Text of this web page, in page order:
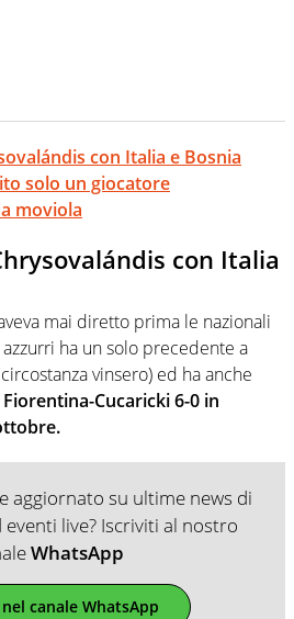
con Italia e Bosnia
solo un giocatore
moviola
con Italia
mai diretto prima le nazionali
ha un solo precedente a
vinsero) ed ha anche
Fiorentina-Cucaricki 6-0 in
aggiornato su ultime news di
live? Iscriviti al nostro
WhatsApp
canale WhatsApp